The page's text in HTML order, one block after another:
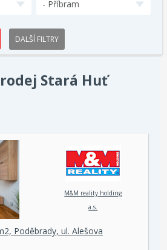
- Příbram
DALŠÍ FILTRY
Stará Huť
M&M reality holding
a.s.
Poděbrady, ul. Alešova